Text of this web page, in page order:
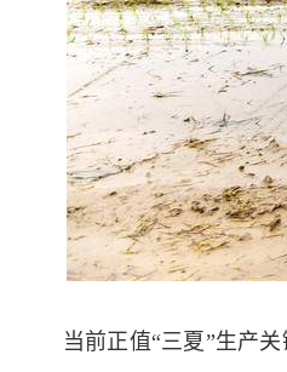
当前正值“三夏”生产